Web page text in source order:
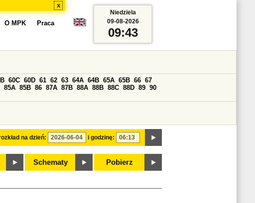
x
O MPK Praca
na dzień: i godzinę:
60C 60D 61 62 63 64A 64B 65A 65B 66 67
85A 85B 86 87A 87B 88A 88B 88C 88D 89 90
Schematy Pobierz
Niedziela
09-08-2026
09:43